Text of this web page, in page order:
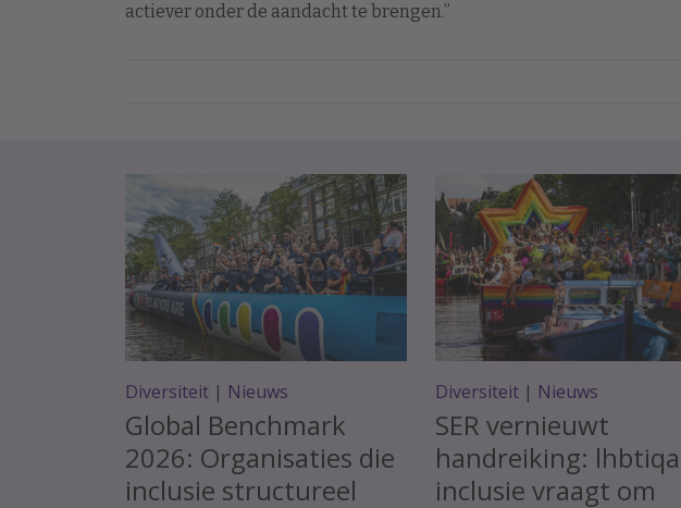
actiever onder de aandacht te brengen.”
Diversiteit | Nieuws
Global Benchmark
2026: Organisaties die
inclusie structureel
Diversiteit | Nieuws
SER vernieuwt
handreiking:
inclusie vraagt om